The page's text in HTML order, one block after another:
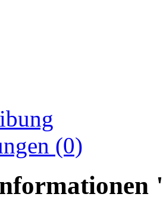
(0)